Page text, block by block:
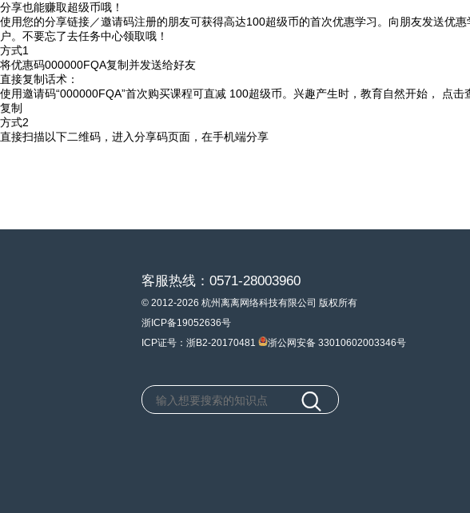
分享也能赚取超级币哦！
使用您的分享链接／邀请码注册的朋友可获得高达100超级币的首次优惠学习。向朋友发送优
户。不要忘了去任务中心领取哦！
方式1
将优惠码000000FQA复制并发送给好友
直接复制话术：
使用邀请码“000000FQA”首次购买课程可直减 100超级币。兴趣产生时，教育自然开始， 点击
复制
方式2
直接扫描以下二维码，进入分享码页面，在手机端分享
客服热线：0571-28003960
© 2012-2026 杭州离离网络科技有限公司 版权所有
浙ICP备19052636号
ICP证号：浙B2-20170481
浙公网安备 33010602003346号